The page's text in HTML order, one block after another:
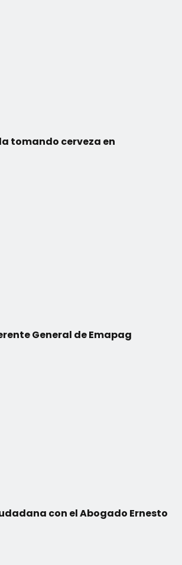
tomando cerveza en
General de Emapag
con el Abogado Ernesto